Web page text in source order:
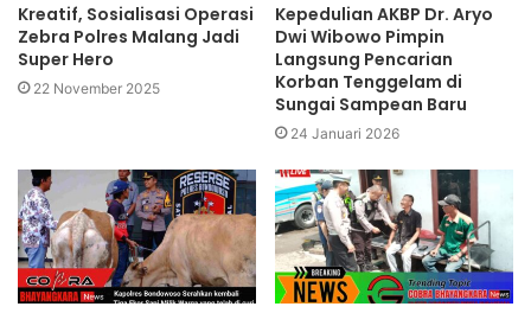
Kreatif, Sosialisasi Operasi
Zebra Polres Malang Jadi
Super Hero
22 November 2025
Kepedulian AKBP Dr. Aryo
Dwi Wibowo Pimpin
Langsung Pencarian
Korban Tenggelam di
Sungai Sampean Baru
24 Januari 2026